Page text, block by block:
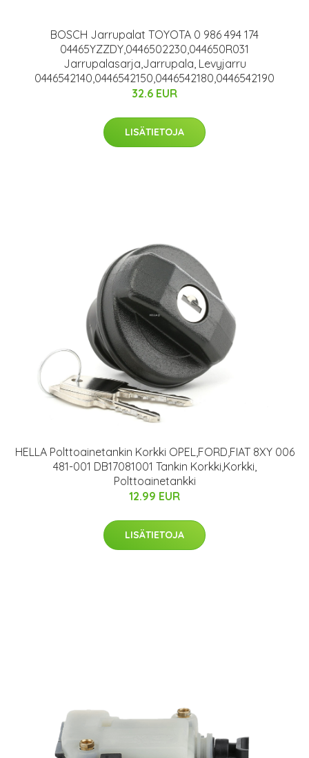
BOSCH Jarrupalat TOYOTA 0 986 494 174
04465YZZDY,0446502230,044650R031
Jarrupalasarja,Jarrupala, Levyjarru
0446542140,0446542150,0446542180,0446542190
32.6 EUR
LISÄTIETOJA
HELLA Polttoainetankin Korkki OPEL,FORD,FIAT 8XY 006
481-001 DB17081001 Tankin Korkki,Korkki,
Polttoainetankki
12.99 EUR
LISÄTIETOJA